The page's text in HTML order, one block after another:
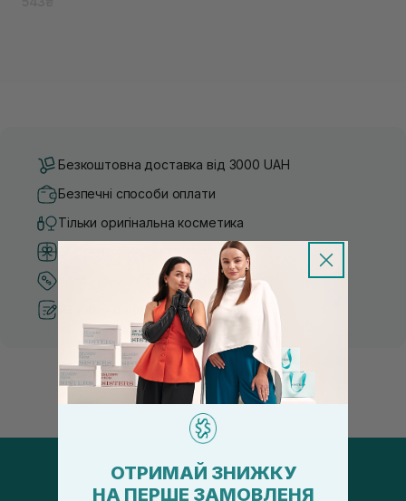
Безкоштовна доставка від 3000 UAH
Безпечні способи оплати
Тільки оригінальна косметика
Система бонусів та лояльності
Кращі ціни та топ товари
Рекомендації від косметологів
ОТРИМАЙ ЗНИЖКУ
НА ПЕРШЕ ЗАМОВЛЕНЯ